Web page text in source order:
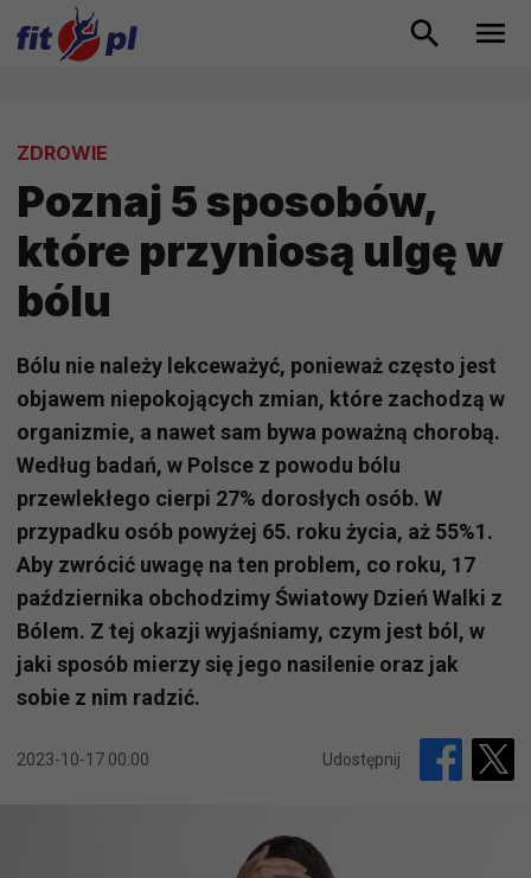
ZDROWIE
Poznaj 5 sposobów,
które przyniosą ulgę w
bólu
Bólu nie należy lekceważyć, ponieważ często jest
objawem niepokojących zmian, które zachodzą w
organizmie, a nawet sam bywa poważną chorobą.
Według badań, w Polsce z powodu bólu
przewlekłego cierpi 27% dorosłych osób. W
przypadku osób powyżej 65. roku życia, aż 55%1.
Aby zwrócić uwagę na ten problem, co roku, 17
października obchodzimy Światowy Dzień Walki z
Bólem. Z tej okazji wyjaśniamy, czym jest ból, w
jaki sposób mierzy się jego nasilenie oraz jak
sobie z nim radzić.
2023-10-17 00:00 Udostępnij